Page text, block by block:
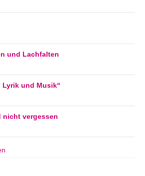
und Lachfalten
Lyrik und Musik“
nicht vergessen